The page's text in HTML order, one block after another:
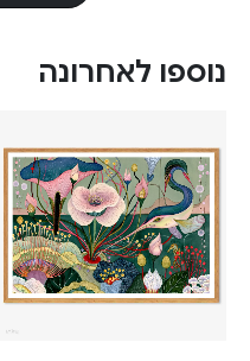
נוספו לאחרונה